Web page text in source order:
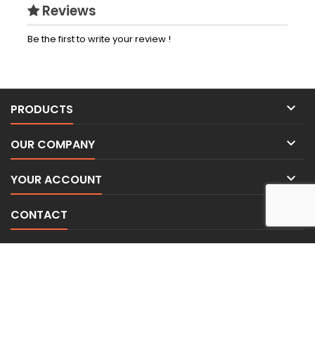
Reviews
Be the first to write your review !
PRODUCTS 
OUR COMPANY 
YOUR ACCOUNT 
CONTACT